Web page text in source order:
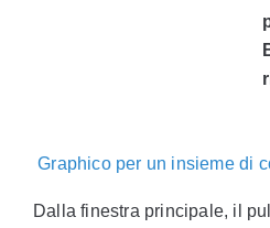
Graphico per un insieme di
Dalla finestra principale, il